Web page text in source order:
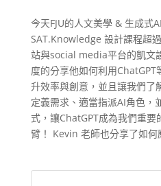
今天FJU的人文美學 & 生成式
SAT.Knowledge 設計課程超
站與social media平台的凱文
度的分享他如何利用
升效率與創意，並且讓我們了
定義需求、適當指派AI角色，
式，讓ChatGPT成為我們重要
臂！ Kevin 老師也分享了如何